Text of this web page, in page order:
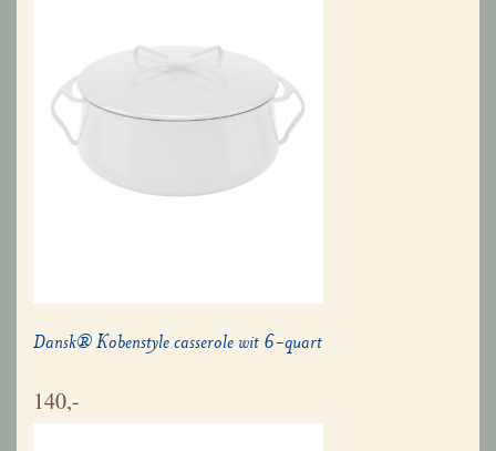
Dansk® Kobenstyle casserole wit 6-quart
140,-